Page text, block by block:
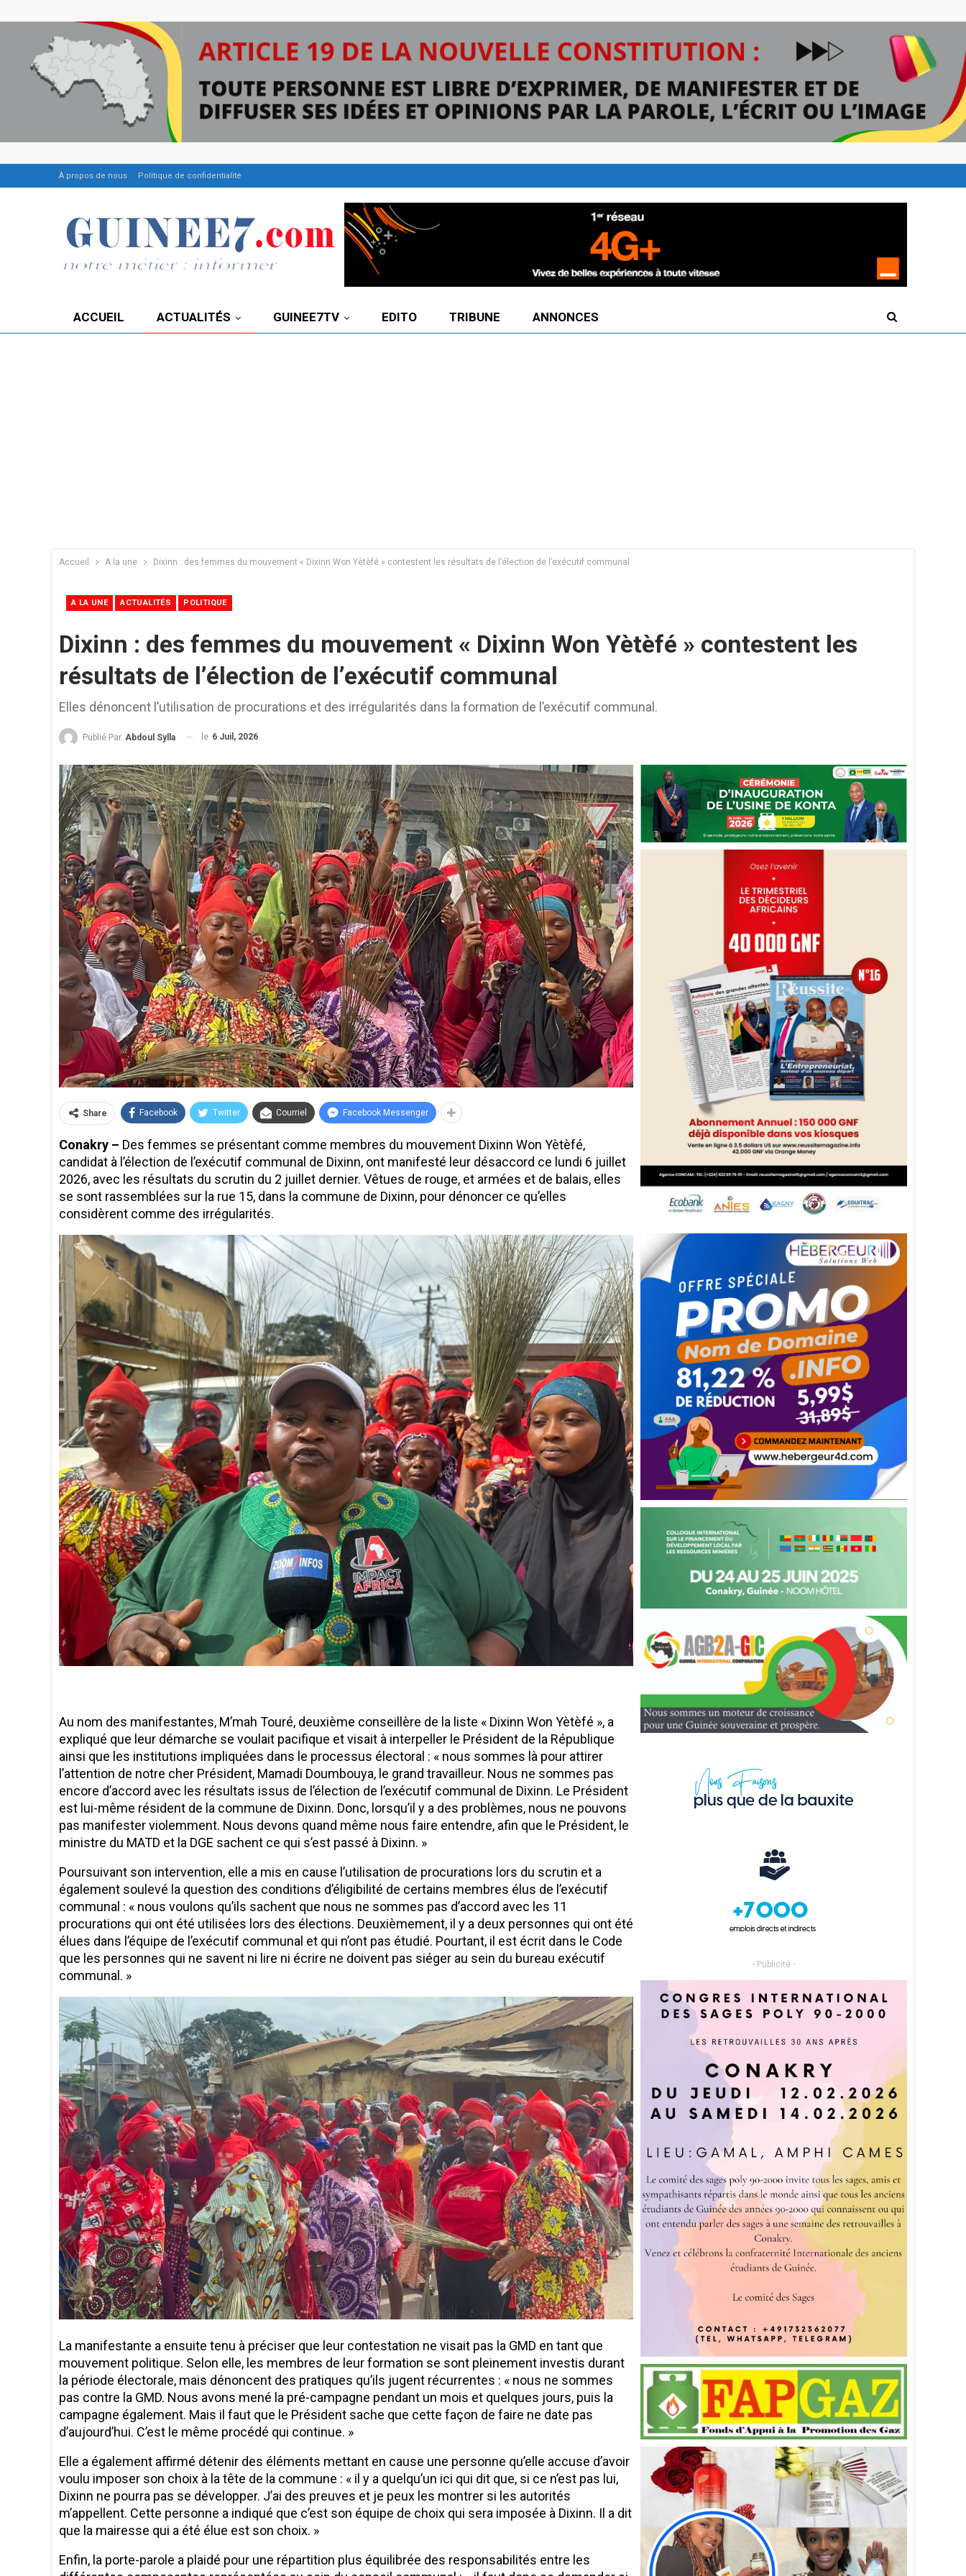
À propos de nous Politique de confidentialité
ACCUEIL ACTUALITÉS GUINEE7TV EDITO TRIBUNE ANNONCES
Accueil A la une Dixinn : des femmes du mouvement « Dixinn Won Yètèfé » contestent les résultats de l’élection de l’exécutif communal
A LA UNE ACTUALITÉS POLITIQUE
Dixinn : des femmes du mouvement « Dixinn Won Yètèfé » contestent les
résultats de l’élection de l’exécutif communal
Elles dénoncent l’utilisation de procurations et des irrégularités dans la formation de l’exécutif communal.
Publié Par Abdoul Sylla le 6 Juil, 2026
Share Facebook Twitter Courriel Facebook Messenger
Conakry – Des femmes se présentant comme membres du mouvement Dixinn Won Yètèfé,
candidat à l’élection de l’exécutif communal de Dixinn, ont manifesté leur désaccord ce lundi 6 juillet
2026, avec les résultats du scrutin du 2 juillet dernier. Vêtues de rouge, et armées et de balais, elles
se sont rassemblées sur la rue 15, dans la commune de Dixinn, pour dénoncer ce qu’elles
considèrent comme des irrégularités.
Au nom des manifestantes, M’mah Touré, deuxième conseillère de la liste « Dixinn Won Yètèfé », a
expliqué que leur démarche se voulait pacifique et visait à interpeller le Président de la République
ainsi que les institutions impliquées dans le processus électoral : « nous sommes là pour attirer
l’attention de notre cher Président, Mamadi Doumbouya, le grand travailleur. Nous ne sommes pas
encore d’accord avec les résultats issus de l’élection de l’exécutif communal de Dixinn. Le Président
est lui-même résident de la commune de Dixinn. Donc, lorsqu’il y a des problèmes, nous ne pouvons
pas manifester violemment. Nous devons quand même nous faire entendre, afin que le Président, le
ministre du MATD et la DGE sachent ce qui s’est passé à Dixinn. »
Poursuivant son intervention, elle a mis en cause l’utilisation de procurations lors du scrutin et a
également soulevé la question des conditions d’éligibilité de certains membres élus de l’exécutif
communal : « nous voulons qu’ils sachent que nous ne sommes pas d’accord avec les 11
procurations qui ont été utilisées lors des élections. Deuxièmement, il y a deux personnes qui ont été
élues dans l’équipe de l’exécutif communal et qui n’ont pas étudié. Pourtant, il est écrit dans le Code
que les personnes qui ne savent ni lire ni écrire ne doivent pas siéger au sein du bureau exécutif
communal. »
La manifestante a ensuite tenu à préciser que leur contestation ne visait pas la GMD en tant que
mouvement politique. Selon elle, les membres de leur formation se sont pleinement investis durant
la période électorale, mais dénoncent des pratiques qu’ils jugent récurrentes : « nous ne sommes
pas contre la GMD. Nous avons mené la pré-campagne pendant un mois et quelques jours, puis la
campagne également. Mais il faut que le Président sache que cette façon de faire ne date pas
d’aujourd’hui. C’est le même procédé qui continue. »
Elle a également affirmé détenir des éléments mettant en cause une personne qu’elle accuse d’avoir
voulu imposer son choix à la tête de la commune : « il y a quelqu’un ici qui dit que, si ce n’est pas lui,
Dixinn ne pourra pas se développer. J’ai des preuves et je peux les montrer si les autorités
m’appellent. Cette personne a indiqué que c’est son équipe de choix qui sera imposée à Dixinn. Il a dit
que la mairesse qui a été élue est son choix. »
Enfin, la porte-parole a plaidé pour une répartition plus équilibrée des responsabilités entre les
- Publicité -